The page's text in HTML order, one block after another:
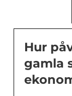
Hur
gamla